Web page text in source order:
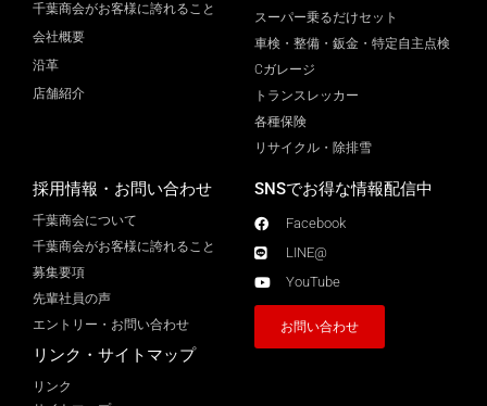
千葉商会がお客様に誇れること
会社概要
沿革
店舗紹介
スーパー乗るだけセット
車検・整備・鈑金・特定自主点検
Cガレージ
トランスレッカー
各種保険
リサイクル・除排雪
採用情報・お問い合わせ
千葉商会について
千葉商会がお客様に誇れること​
募集要項
先輩社員の声
エントリー・お問い合わせ
リンク・サイトマップ
リンク
SNSでお得な情報配信中
Facebook
LINE@
YouTube
お問い合わせ